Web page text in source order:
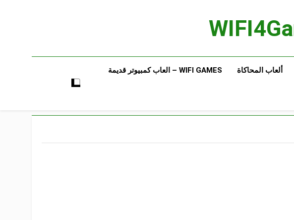
ألعاب المحاكاة WIFI GAMES​ – العاب كمبيوتر قديمة​